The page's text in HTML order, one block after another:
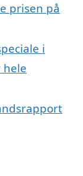
prisen på
i